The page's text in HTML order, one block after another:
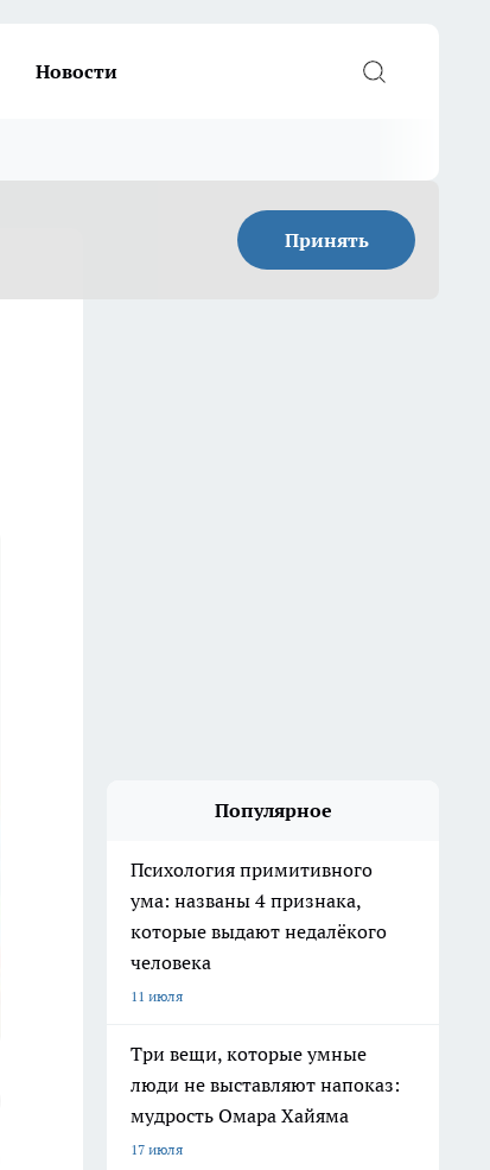
Новости
Принять
Популярное
Психология примитивного
ума: названы 4 признака,
которые выдают недалёкого
человека
11 июля
Три вещи, которые умные
люди не выставляют напоказ:
мудрость Омара Хайяма
17 июля